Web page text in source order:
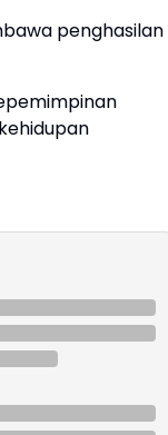
penghasilan